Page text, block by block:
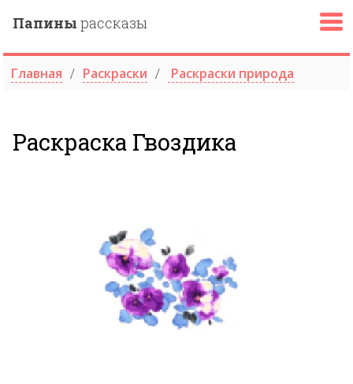
Папины рассказы
Главная Раскраски Раскраски природа
Раскраска Гвоздика